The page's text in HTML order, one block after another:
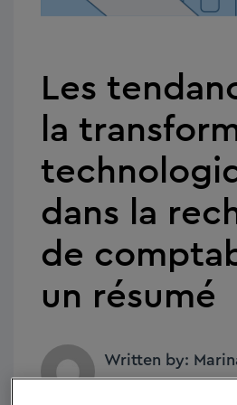
Les
la
dans la
de
un résumé
Written by:
19/11/2019 - 11:34